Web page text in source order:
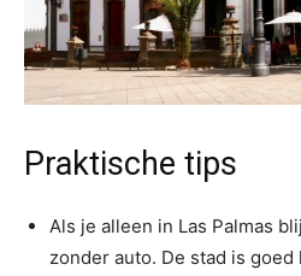
Praktische tips
Als je alleen in Las Palmas
zonder auto. De stad is